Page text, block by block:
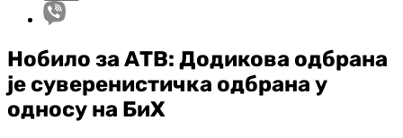
Нобило за АТВ: Додикова одбрана
је суверенистичка одбрана у
односу на БиХ